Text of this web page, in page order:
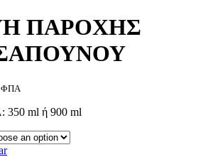
ΠΑΡΟΧΗΣ
ΦΠΑ
ml ή 900 ml